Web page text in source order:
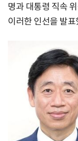
명과 대통령 직속
이러한 인선을 발표